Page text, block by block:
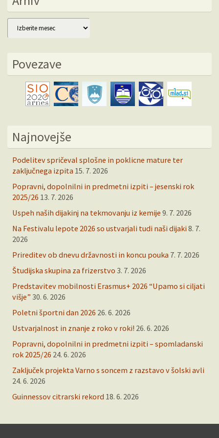
Arhiv
Povezave
Najnovejše
Podelitev spričeval splošne in poklicne mature ter
zaključnega izpita 15. 7. 2026
Popravni, dopolnilni in predmetni izpiti – jesenski rok
2025/26 13. 7. 2026
Uspeh naših dijakinj na tekmovanju iz kemije 9. 7. 2026
Na Festivalu lepote 2026 so ustvarjali tudi naši dijaki 8. 7.
2026
Prireditev ob dnevu državnosti in koncu pouka 7. 7. 2026
Študijska skupina za frizerstvo 3. 7. 2026
Predstavitev mobilnosti Erasmus+ 2026 “Upamo si ciljati
višje” 30. 6. 2026
Poletni športni dan 2026 26. 6. 2026
Ustvarjalnost in znanje z roko v roki! 26. 6. 2026
Popravni, dopolnilni in predmetni izpiti – spomladanski
rok 2025/26 24. 6. 2026
Zaključek projekta Varno s soncem z razstavo v šolski avli
24. 6. 2026
Guinnessov citrarski rekord 18. 6. 2026